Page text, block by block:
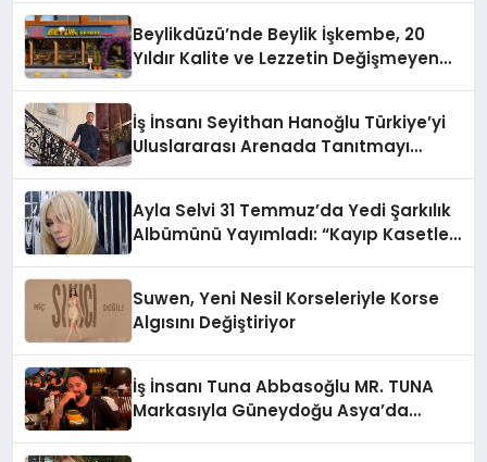
Hayata Geçirecek
Beylikdüzü’nde Beylik İşkembe, 20
Yıldır Kalite ve Lezzetin Değişmeyen
İş İnsanı Seyithan Hanoğlu Türkiye’yi
Uluslararası Arenada Tanıtmayı
Ayla Selvi 31 Temmuz’da Yedi Şarkılık
Albümünü Yayımladı: “Kayıp Kasetler
Suwen, Yeni Nesil Korseleriyle Korse
Algısını Değiştiriyor
İş İnsanı Tuna Abbasoğlu MR. TUNA
Markasıyla Güneydoğu Asya’da